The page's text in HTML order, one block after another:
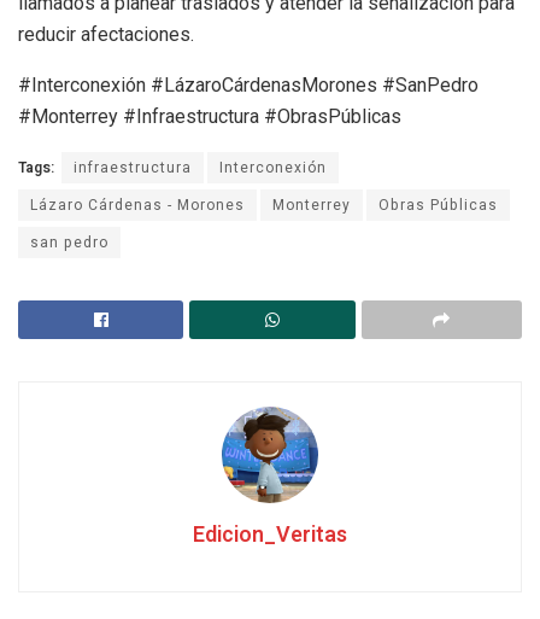
reducir afectaciones.
#Interconexión #LázaroCárdenasMorones #SanPedro
#Monterrey #Infraestructura #ObrasPúblicas
Tags: infraestructura
Interconexión
Lázaro Cárdenas - Morones
Monterrey
Obras Públicas
san pedro
Edicion_Veritas